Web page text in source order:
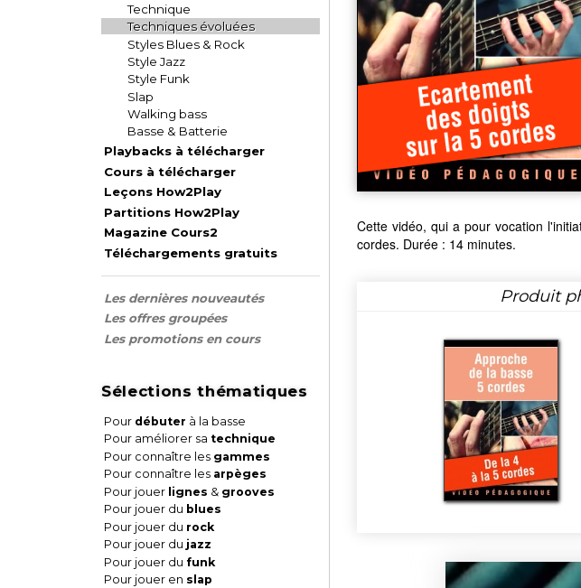
Technique
Techniques évoluées
Styles Blues & Rock
Style Jazz
Style Funk
Slap
Walking bass
Basse & Batterie
Playbacks à télécharger
Cours à télécharger
Leçons How2Play
Partitions How2Play
Magazine Cours2
Téléchargements gratuits
Les dernières nouveautés
Les offres groupées
Les promotions en cours
Sélections thématiques
Pour débuter à la basse
Pour améliorer sa technique
Pour connaître les gammes
Pour connaître les arpèges
Pour jouer lignes & grooves
Pour jouer du blues
Pour jouer du rock
Pour jouer du jazz
Pour jouer du funk
Pour jouer en slap
Cette vidéo, qui a pour vocation
cordes. Durée : 14 minutes.
Produit